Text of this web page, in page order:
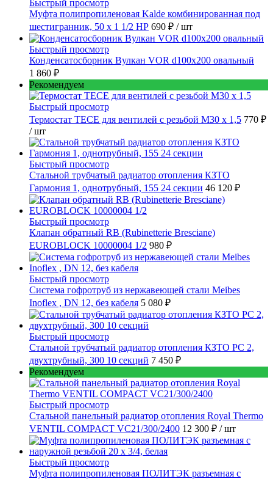
Быстрый просмотр
Муфта полипропиленовая Kalde комбинированная под
шестигранник, 50 x 1 1/2 НР 690 ₽ / шт
Быстрый просмотр
Конденсатосборник Вулкан VOR d100x200 овальный
1 860 ₽
Рекомендуем
Быстрый просмотр
Термостат TECE для вентилей с резьбой М30 х 1,5 770 ₽
/ шт
Быстрый просмотр
Стальной трубчатый радиатор отопления КЗТО
Гармония 1, однотрубный, 155 24 секции 46 120 ₽
Быстрый просмотр
Клапан обратный RB (Rubinetterie Bresciane)
EUROBLOCK 10000004 1/2 980 ₽
Быстрый просмотр
Cистема гофротруб из нержавеющей стали Meibes
Inoflex , DN 12, без кабеля 5 080 ₽
Быстрый просмотр
Стальной трубчатый радиатор отопления КЗТО РС 2,
двухтрубный, 300 10 секций 7 450 ₽
Рекомендуем
Быстрый просмотр
Стальной панельный радиатор отопления Royal Thermo
VENTIL COMPACT VC21/300/2400 12 300 ₽ / шт
Быстрый просмотр
Муфта полипропиленовая ПОЛИТЭК разъемная с